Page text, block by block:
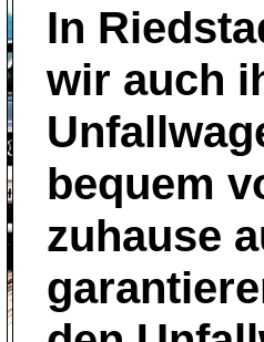
In
wir auch
bequem
zuhause